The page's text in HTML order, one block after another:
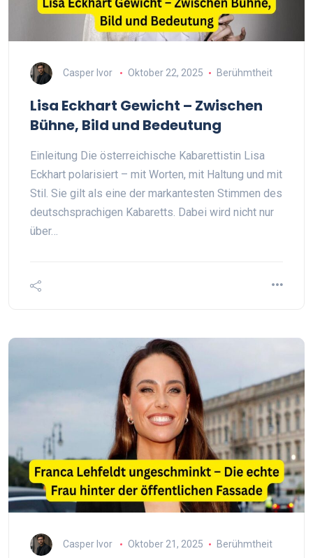
Casper Ivor Oktober 22, 2025 Berühmtheit
Lisa Eckhart Gewicht – Zwischen
Bühne, Bild und Bedeutung
Einleitung Die österreichische Kabarettistin Lisa
Eckhart polarisiert – mit Worten, mit Haltung und mit
Stil. Sie gilt als eine der markantesten Stimmen des
deutschsprachigen Kabaretts. Dabei wird nicht nur
über…
Casper Ivor Oktober 21, 2025 Berühmtheit